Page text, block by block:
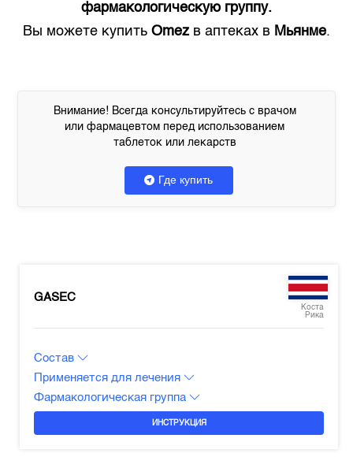
фармакологическую группу.
Вы можете купить Omez в аптеках в Мьянме.
Внимание! Всегда консультируйтесь с врачом
или фармацевтом перед использованием
таблеток или лекарств
Где купить
GASEC
Коста
Рика
Состав
Применяется для лечения
Фармакологическая группа
ИНСТРУКЦИЯ